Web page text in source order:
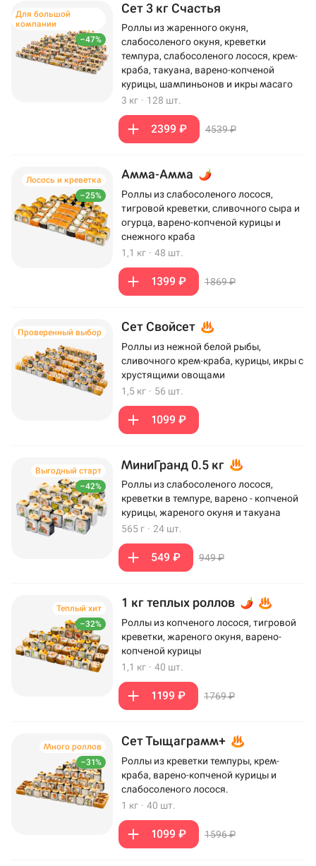
–47%
Для большой
компании
Сет 3 кг Счастья
Роллы из жаренного окуня,
слабосоленого окуня, креветки
темпура, слабосоленого лосося, крем-
краба, такуана, варено-копченой
курицы, шампиньонов и икры масаго
3 кг · 128 шт.
2399 ₽ 4539 ₽
–25%
Лосось и креветка Амма-Амма
Роллы из слабосоленого лосося,
тигровой креветки, сливочного сыра и
огурца, варено-копченой курицы и
снежного краба
1,1 кг · 48 шт.
1399 ₽ 1869 ₽
Проверенный выбор Сет Свойсет
Роллы из нежной белой рыбы,
сливочного крем-краба, курицы, икры с
хрустящими овощами
1,5 кг · 56 шт.
1099 ₽
–42%
Выгодный старт МиниГранд 0.5 кг
Роллы из слабосоленого лосося,
креветки в темпуре, варено - копченой
курицы, жареного окуня и такуана
565 г · 24 шт.
549 ₽ 949 ₽
–32%
Теплый хит 1 кг теплых роллов
Роллы из копченого лосося, тигровой
креветки, жареного окуня, варено-
копченой курицы
1,1 кг · 40 шт.
1199 ₽ 1769 ₽
–31%
Много роллов Сет Тыщаграмм+
Роллы из креветки темпуры, крем-
краба, варено-копченой курицы и
слабосоленого лосося.
1 кг · 40 шт.
1099 ₽ 1596 ₽